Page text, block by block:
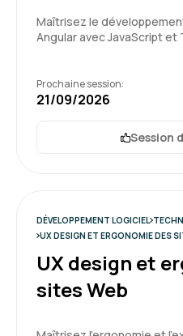
Formation : Python,
Formation dense et
prendre en main
formateur nous donnes
Maîtrisez le
Angular avec JavaScript et
Prochaine session:
21/09/2026
Session
DÉVELOPPEMENT LOGICIEL
UX DESIGN ET ERGONOMIE DES
UX design et
sites Web